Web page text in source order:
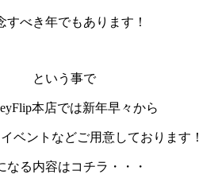
すべき年でもあります！
という事で
本店では新年早々から
イベント などご用意しております！
なる内容はコチラ ・・・